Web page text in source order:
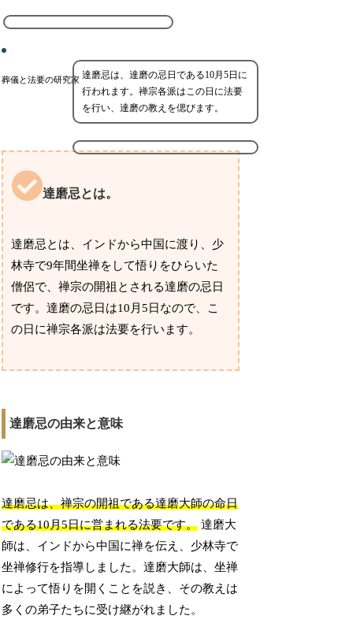
葬儀と法要の研究家 達磨忌は、達磨の忌日である10月5日に
行われます。禅宗各派はこの日に法要
を行い、達磨の教えを偲びます。
達磨忌とは。
達磨忌とは、インドから中国に渡り、少
林寺で9年間坐禅をして悟りをひらいた
僧侶で、禅宗の開祖とされる達磨の忌日
です。達磨の忌日は10月5日なので、こ
の日に禅宗各派は法要を行います。
達磨忌の由来と意味
達磨忌は、禅宗の開祖である達磨大師の命日
である10月5日に営まれる法要です。 達磨大
師は、インドから中国に禅を伝え、少林寺で
坐禅修行を指導しました。達磨大師は、坐禅
によって悟りを開くことを説き、その教えは
多くの弟子たちに受け継がれました。